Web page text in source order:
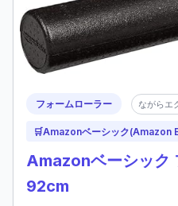
フォームローラー ながらエ
🛒Amazonベーシック(Amazon
Amazonベーシック
92cm